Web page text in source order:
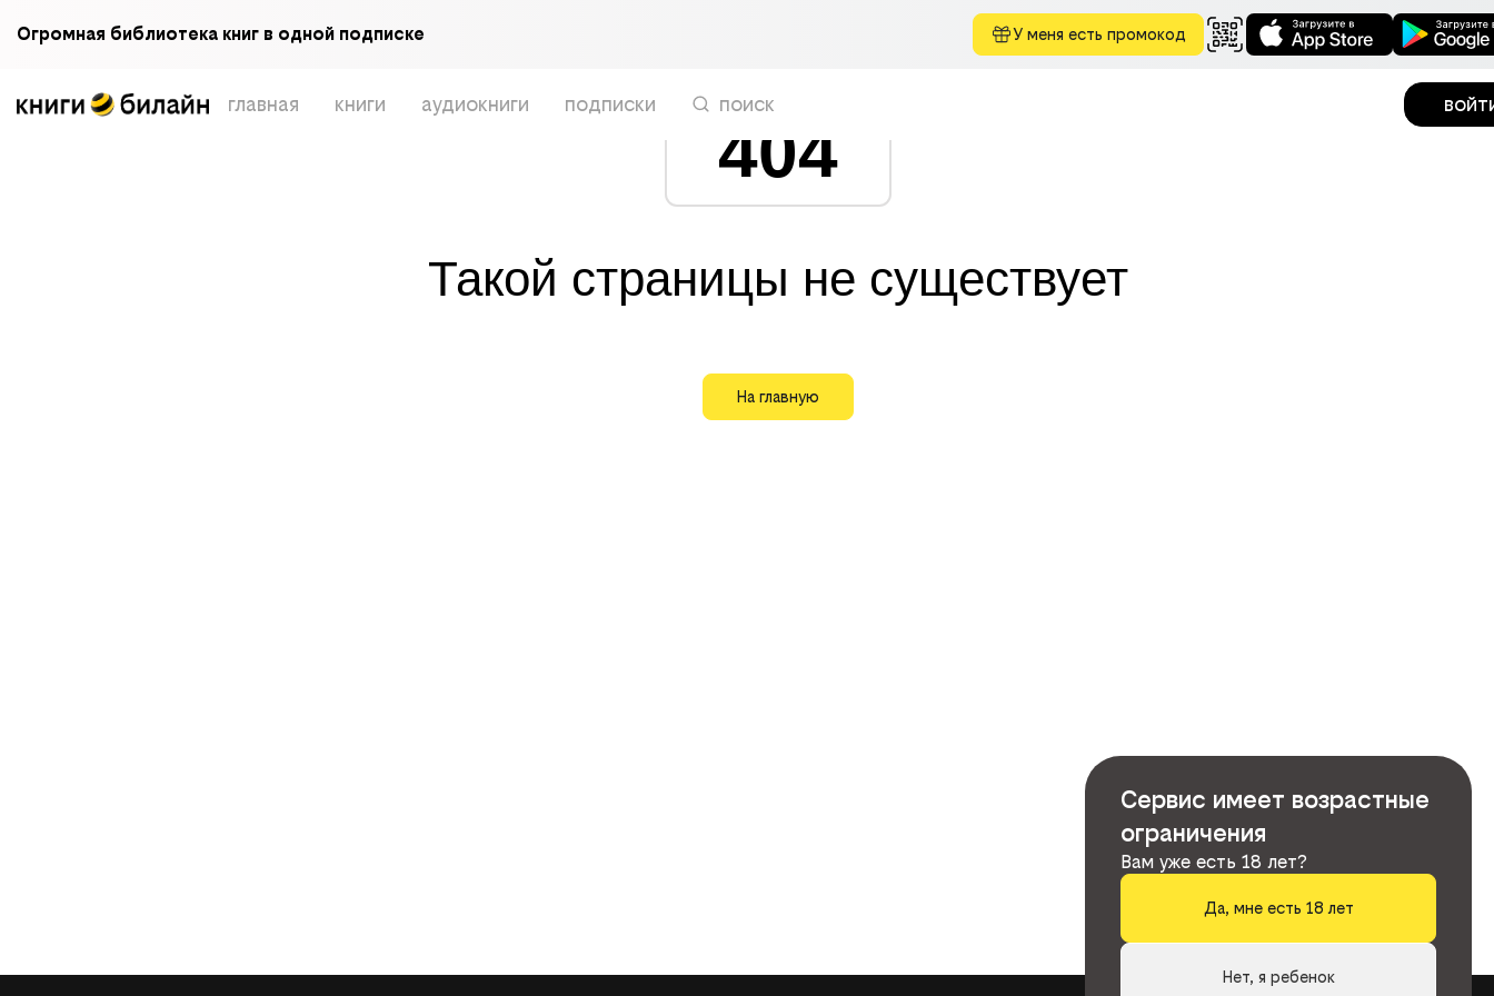
Огромная библиотека книг в одной подписке У меня есть промокод
главная книги аудиокниги подписки поиск
404
Такой страницы не существует
На главную
Сервис имеет возрастные
ограничения
Вам уже есть 18 лет?
Да, мне есть 18 лет
Нет, я ребенок